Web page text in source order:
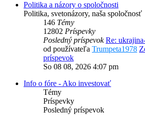
Politika a názory o spoločnosti
Politika, svetonázory, naša spoločnosť
146 Témy
12802 Príspevky
Posledný príspevok Re:
od používateľa Trumpeta1978
príspevok
So 08 08, 2026 4:07 pm
Info o fóre - Ako investovať
Témy
Príspevky
Posledný príspevok